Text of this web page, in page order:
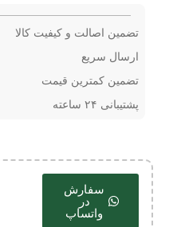
تضمین اصالت و کیفیت کالا
ارسال سریع
تضمین کمترین قیمت
پشتیبانی ۲۴ ساعته
سفارش
در
واتساپ